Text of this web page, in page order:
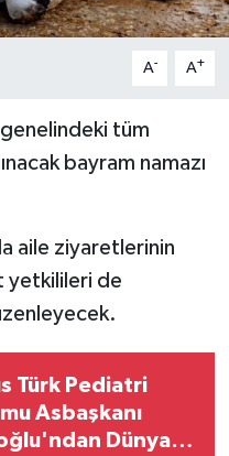
A- A+
genelindeki tüm
bayram namazı
aile ziyaretlerinin
yetkilileri de
Türk Pediatri
Asbaşkanı
Dünya